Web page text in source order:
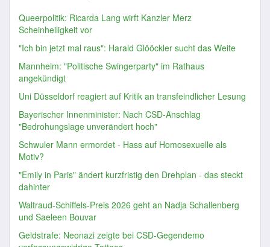
Queerpolitik: Ricarda Lang wirft Kanzler Merz
Scheinheiligkeit vor
"Ich bin jetzt mal raus": Harald Glööckler sucht das Weite
Mannheim: "Politische Swingerparty" im Rathaus
angekündigt
Uni Düsseldorf reagiert auf Kritik an transfeindlicher Lesung
Bayerischer Innenminister: Nach CSD-Anschlag
"Bedrohungslage unverändert hoch"
Schwuler Mann ermordet - Hass auf Homosexuelle als
Motiv?
"Emily in Paris" ändert kurzfristig den Drehplan - das steckt
dahinter
Waltraud-Schiffels-Preis 2026 geht an Nadja Schallenberg
und Saeleen Bouvar
Geldstrafe: Neonazi zeigte bei CSD-Gegendemo